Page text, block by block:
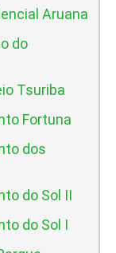
Aruana
do
Tsuriba
Fortuna
dos
do Sol II
do Sol I